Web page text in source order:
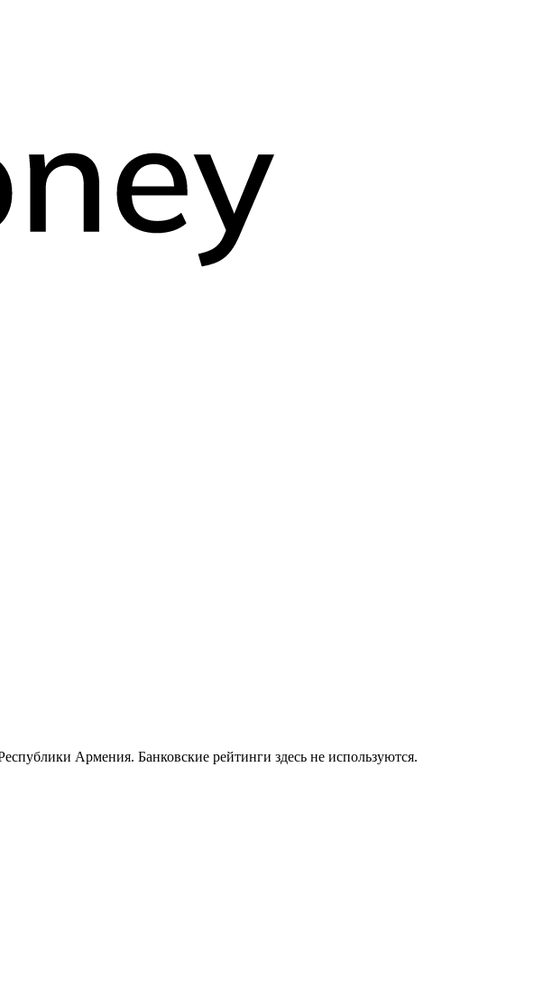
Армения. Банковские рейтинги здесь не используются.